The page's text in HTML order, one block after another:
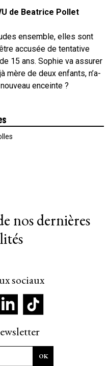
de Beatrice Pollet
ensemble, elles sont
accusée de tentative
15 ans. Sophie va assurer
mère de deux enfants, n’a-
enceinte ?
nos dernières
sociaux